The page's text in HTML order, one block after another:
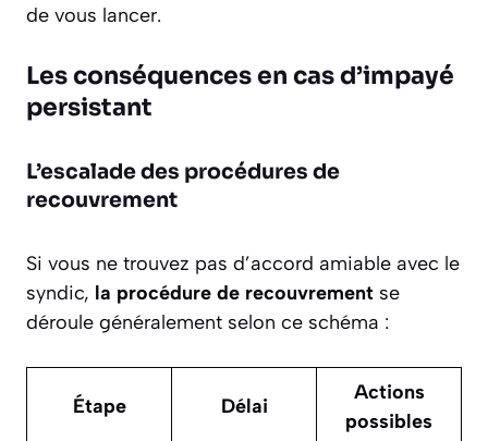
de vous lancer.
Les conséquences en cas d’impayé
persistant
L’escalade des procédures de
recouvrement
Si vous ne trouvez pas d’accord amiable avec le
syndic, la procédure de recouvrement se
déroule généralement selon ce schéma :
Étape Délai
Actions
possibles